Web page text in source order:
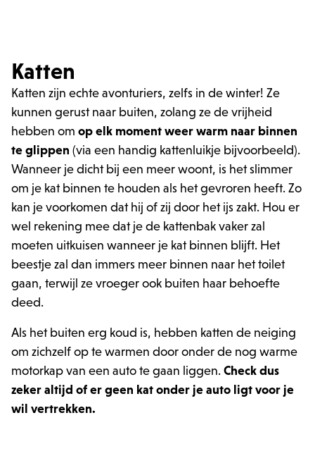
Katten
Katten zijn echte avonturiers, zelfs in de winter! Ze
kunnen gerust naar buiten, zolang ze de vrijheid
hebben om op elk moment weer warm naar binnen
te glippen (via een handig kattenluikje bijvoorbeeld).
Wanneer je dicht bij een meer woont, is het slimmer
om je kat binnen te houden als het gevroren heeft. Zo
kan je voorkomen dat hij of zij door het ijs zakt. Hou er
wel rekening mee dat je de kattenbak vaker zal
moeten uitkuisen wanneer je kat binnen blijft. Het
beestje zal dan immers meer binnen naar het toilet
gaan, terwijl ze vroeger ook buiten haar behoefte
deed.
Als het buiten erg koud is, hebben katten de neiging
om zichzelf op te warmen door onder de nog warme
motorkap van een auto te gaan liggen. Check dus
zeker altijd of er geen kat onder je auto ligt voor je
wil vertrekken.